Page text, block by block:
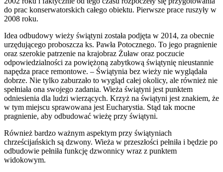
do prac konserwatorskich całego obiektu. Pierwsze prace ruszyły w
2008 roku.
Idea odbudowy wieży świątyni została podjęta w 2014, za obecnie
urzędującego proboszcza ks. Pawła Potocznego. To jego pragnienie
oraz szerokie patrzenie na krajobraz Żuław oraz poczucie
odpowiedzialności za powiężoną zabytkową świątynię nieustannie
napędza prace remontowe. – Świątynia bez wieży nie wyglądała
dobrze. Nie tylko zaburzało to wygląd całej okolicy, ale również nie
spełniała ona swojego zadania. Wieża świątyni jest punktem
odniesienia dla ludzi wierzących. Krzyż na świątyni jest znakiem, że
w tym miejscu sprawowana jest Eucharystia. Stąd tak mocne
pragnienie, aby odbudować wieżę przy świątyni.
Również bardzo ważnym aspektym przy świątyniach
chrześcijańskich są dzwony. Wieża w przeszłości pełniła i będzie po
odbudowie pełniła funkcję dzwonnicy wraz z punktem
widokowym.